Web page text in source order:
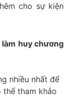
cho sự kiện
huy chương
nhiều nhất để
thể tham khảo